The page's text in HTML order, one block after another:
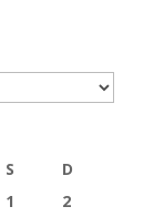
S
D
1
2